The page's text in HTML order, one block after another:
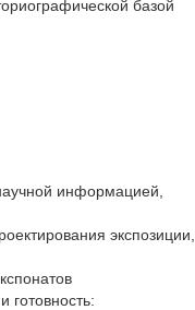
базой
информацией,
экспозиции,
готовность: